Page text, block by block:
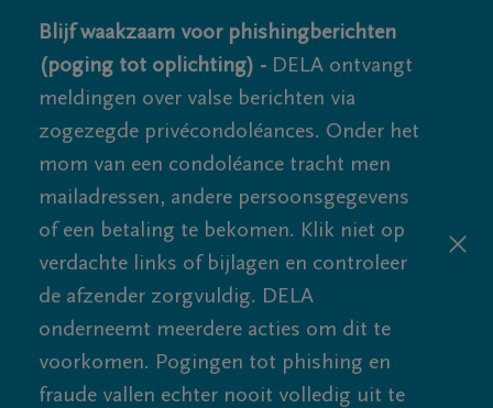
Blijf waakzaam voor phishingberichten
(poging tot oplichting) - DELA ontvangt
meldingen over valse berichten via
zogezegde privécondoléances. Onder het
mom van een condoléance tracht men
mailadressen, andere persoonsgegevens
of een betaling te bekomen. Klik niet op
verdachte links of bijlagen en controleer
de afzender zorgvuldig. DELA
onderneemt meerdere acties om dit te
voorkomen. Pogingen tot phishing en
fraude vallen echter nooit volledig uit te